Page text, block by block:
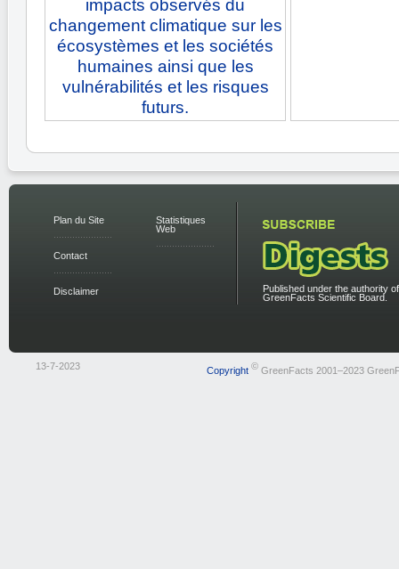
impacts observés du
changement climatique sur les
écosystèmes et les sociétés
humaines ainsi que les
vulnérabilités et les risques
futurs.
Plan du Site
Contact
Disclaimer
Statistiques
Web
Published under the authority
GreenFacts Scientific Board.
13-7-2023 Copyright ©GreenFacts 2001–2023